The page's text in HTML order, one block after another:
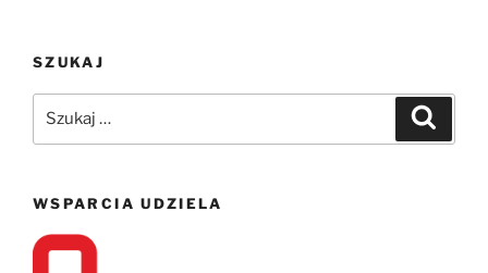
SZUKAJ
WSPARCIA UDZIELA